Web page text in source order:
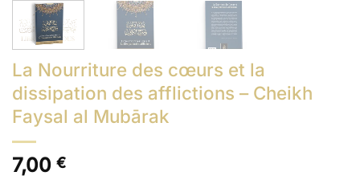
La Nourriture des cœurs et la
dissipation des afflictions – Cheikh
Faysal al Mubārak
7,00 €